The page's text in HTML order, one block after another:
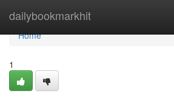
dailybookmarkhit
Home
Home
1